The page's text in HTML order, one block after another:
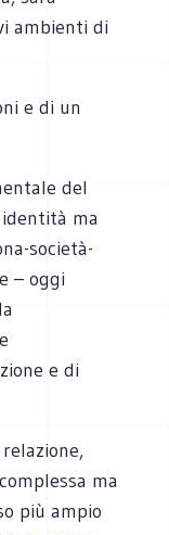
ambienti di
e di un
del
ma
società-
– oggi
e di
ma
più ampio